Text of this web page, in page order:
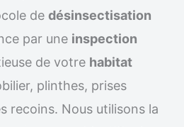
de désinsectisation
par une inspection
de votre habitat
plinthes, prises
recoins. Nous utilisons la